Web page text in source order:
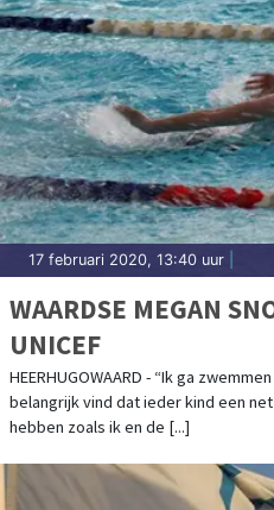
17 februari 2020, 13:40 uur
WAARDSE MEGAN
UNICEF
HEERHUGOWAARD - “Ik ga
belangrijk vind dat ieder kind een
hebben zoals ik en de [...]